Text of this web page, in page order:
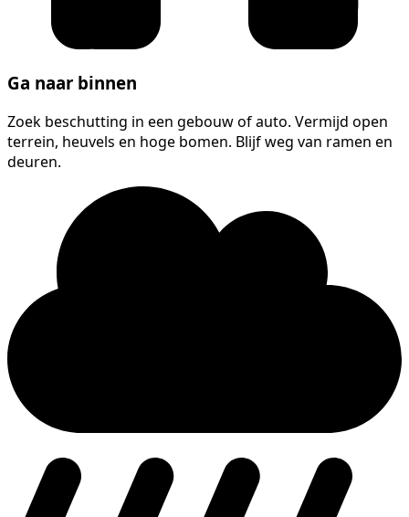
Ga naar binnen
Zoek beschutting in een gebouw of auto. Vermijd open
terrein, heuvels en hoge bomen. Blijf weg van ramen en
deuren.